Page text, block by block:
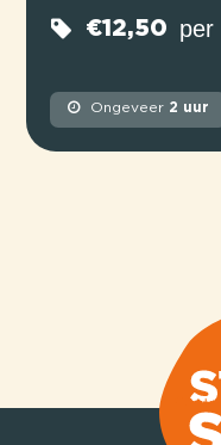
€12,50 per
Ongeveer 2 uur